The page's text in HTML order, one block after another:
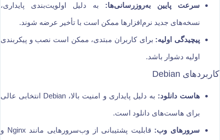
سرعت پایین به‌روزرسانی‌ها: به دلیل اولویت‌بندی پایداری،
نسخه‌های جدید نرم‌افزارها ممکن است با تأخیر عرضه شوند.
پیچیدگی اولیه: برای کاربران مبتدی، ممکن است نصب و پیکربندی
اولیه دشوار باشد.
کاربردهای Debian
هاست دانلود: به دلیل پایداری و امنیت بالا، Debian انتخابی عالی
برای هاست‌های دانلود است.
سرورهای وب: قابلیت پشتیبانی از وب‌سرورهایی مانند Nginx و